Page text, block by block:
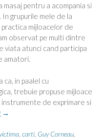
pentru a acompania si
grupurile mele de la
mijloacelor de
observat pe multi dintre
viata atunci cand participa
amatori.
in paalel cu
trebuie propuse mijloace
de exprimare si
“O
despre
→
carti Guy Corneau